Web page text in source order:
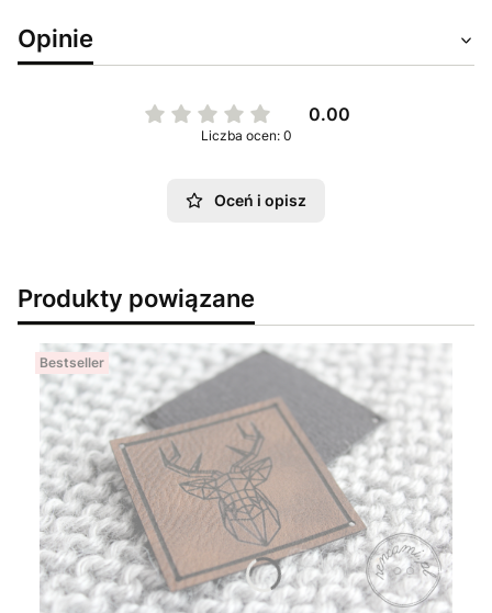
Opinie
0.00
Liczba ocen: 0
Oceń i opisz
Produkty powiązane
Bestseller